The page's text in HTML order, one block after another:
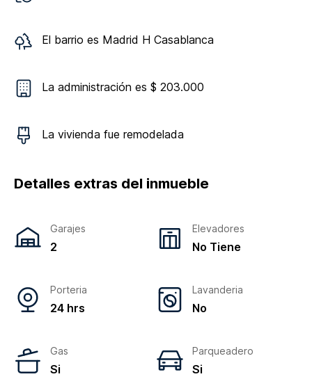
El barrio es Madrid H Casablanca
La administración es $ 203.000
La vivienda fue remodelada
Detalles extras del inmueble
Garajes
2
Elevadores
No Tiene
Porteria
24 hrs
Lavanderia
No
Gas
Si
Parqueadero
Si